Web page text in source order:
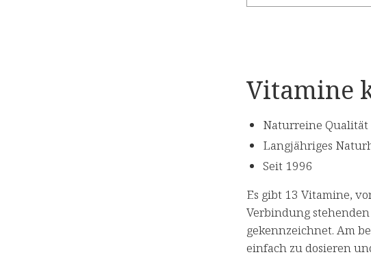
Vitamine
Naturreine Qualität
Langjähriges
Seit 1996
Es gibt 13 Vitamine,
Verbindung
gekennzeichnet. Am
einfach zu dosieren